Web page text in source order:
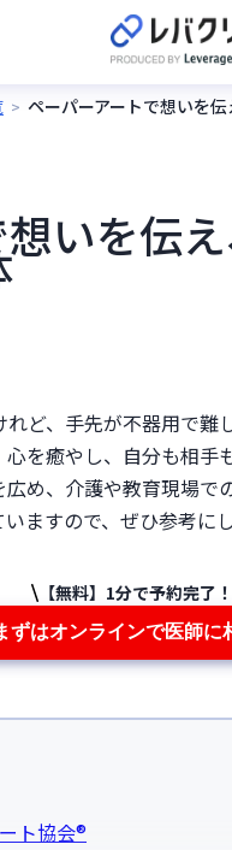
ペーパーアートで想いを
いを伝
ど、手先が不器用で難
を癒やし、自分も相手
め、介護や教育現場で
ますので、ぜひ参考に
【無料】1分で予約完了！
ずはオンラインで医師に
ト協会®